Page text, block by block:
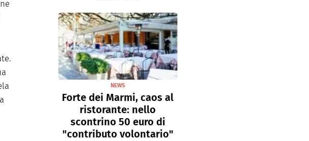
NEWS
Forte dei Marmi, caos al
ristorante: nello
scontrino 50 euro di
"contributo volontario"